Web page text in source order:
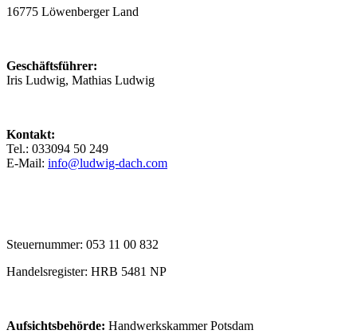
16775 Löwenberger Land
Geschäftsführer:
Iris Ludwig, Mathias Ludwig
Kontakt:
Tel.: 033094 50 249
E-Mail: info@ludwig-dach.com
Steuernummer: 053 11 00 832
Handelsregister: HRB 5481 NP
Aufsichtsbehörde: Handwerkskammer Potsdam